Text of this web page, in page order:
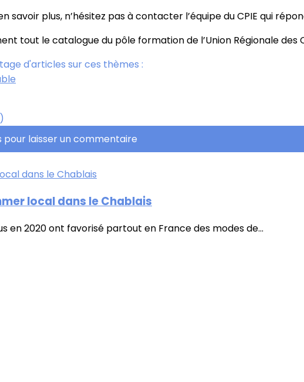
savoir plus, n’hésitez pas à contacter l’équipe du CPIE qui
tout le catalogue du pôle formation de l’Union Régionale des
d'articles sur ces thèmes :
laisser un commentaire
local dans le Chablais
en 2020 ont favorisé partout en France des modes de...